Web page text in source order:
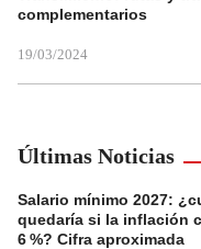
complementarios
19/03/2024
Últimas Noticias
Salario mínimo 2027:
quedaría si la inflación
6 %? Cifra aproximada